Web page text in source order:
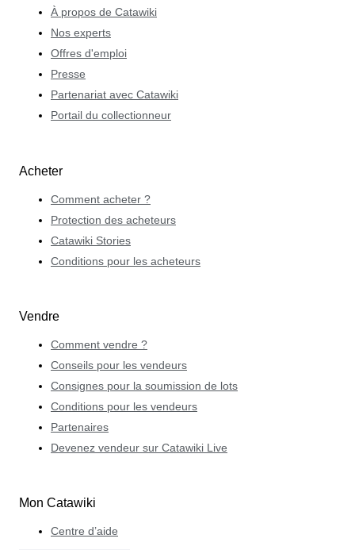
À propos de Catawiki
Nos experts
Offres d'emploi
Presse
Partenariat avec Catawiki
Portail du collectionneur
Acheter
Comment acheter ?
Protection des acheteurs
Catawiki Stories
Conditions pour les acheteurs
Vendre
Comment vendre ?
Conseils pour les vendeurs
Consignes pour la soumission de lots
Conditions pour les vendeurs
Partenaires
Devenez vendeur sur Catawiki Live
Mon Catawiki
Centre d’aide